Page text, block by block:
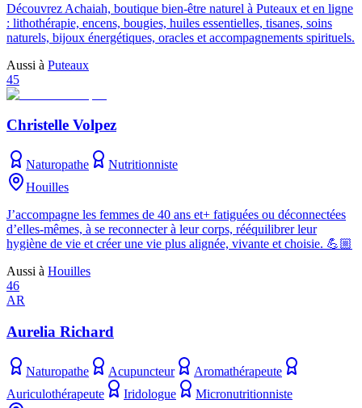
Découvrez Achaiah, boutique bien-être naturel à Puteaux et en ligne
: lithothérapie, encens, bougies, huiles essentielles, tisanes, soins
naturels, bijoux énergétiques, oracles et accompagnements spirituels.
Aussi à Puteaux
45
Christelle Volpez
Naturopathe
Nutritionniste
Houilles
J’accompagne les femmes de 40 ans et+ fatiguées ou déconnectées
d’elles-mêmes, à se reconnecter à leur corps, rééquilibrer leur
hygiène de vie et créer une vie plus alignée, vivante et choisie. 💪🏼
Aussi à Houilles
46
AR
Aurelia Richard
Naturopathe Acupuncteur
Aromathérapeute
Auriculothérapeute
Iridologue
Micronutritionniste